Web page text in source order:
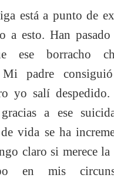
está a punto de
a esto. Han
ese borracho
Mi padre
yo salí
a ese
de vida se ha
claro si merece la
en mis